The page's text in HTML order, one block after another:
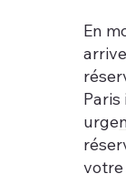
En
Paris
votre